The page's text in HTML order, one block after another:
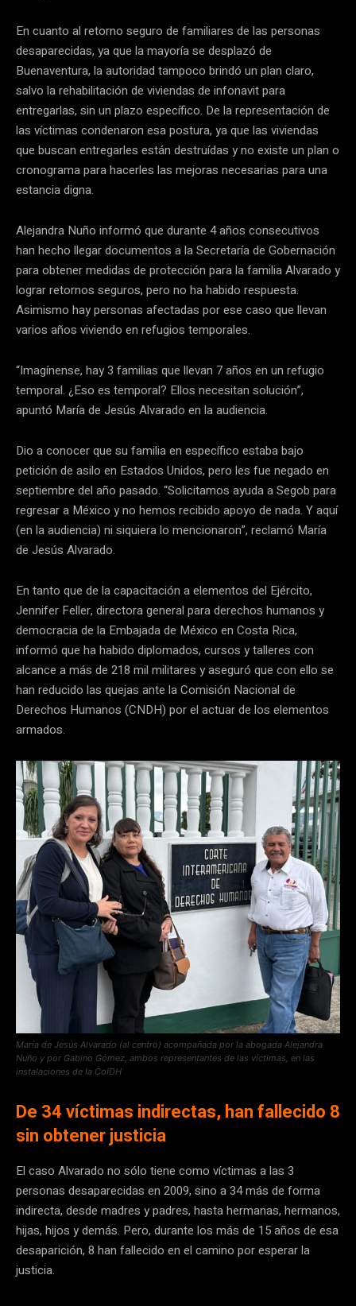
En cuanto al retorno seguro de familiares de las personas
desaparecidas, ya que la mayoría se desplazó de
Buenaventura, la autoridad tampoco brindó un plan claro,
salvo la rehabilitación de viviendas de infonavit para
entregarlas, sin un plazo específico. De la representación de
las víctimas condenaron esa postura, ya que las viviendas
que buscan entregarles están destruídas y no existe un plan o
cronograma para hacerles las mejoras necesarias para una
estancia digna.
Alejandra Nuño informó que durante 4 años consecutivos
han hecho llegar documentos a la Secretaría de Gobernación
para obtener medidas de protección para la familia Alvarado y
lograr retornos seguros, pero no ha habido respuesta.
Asimismo hay personas afectadas por ese caso que llevan
varios años viviendo en refugios temporales.
“Imagínense, hay 3 familias que llevan 7 años en un refugio
temporal. ¿Eso es temporal? Ellos necesitan solución”,
apuntó María de Jesús Alvarado en la audiencia.
Dio a conocer que su familia en específico estaba bajo
petición de asilo en Estados Unidos, pero les fue negado en
septiembre del año pasado. “Solicitamos ayuda a Segob para
regresar a México y no hemos recibido apoyo de nada. Y aquí
(en la audiencia) ni siquiera lo mencionaron”, reclamó María
de Jesús Alvarado.
En tanto que de la capacitación a elementos del Ejército,
Jennifer Feller, directora general para derechos humanos y
democracia de la Embajada de México en Costa Rica,
informó que ha habido diplomados, cursos y talleres con
alcance a más de 218 mil militares y aseguró que con ello se
han reducido las quejas ante la Comisión Nacional de
Derechos Humanos (CNDH) por el actuar de los elementos
armados.
María de Jesús Alvarado (al centro) acompañada por la abogada Alejandra
Nuño y por Gabino Gómez, ambos representantes de las víctimas, en las
instalaciones de la CoIDH
De 34 víctimas indirectas, han fallecido 8
sin obtener justicia
El caso Alvarado no sólo tiene como víctimas a las 3
personas desaparecidas en 2009, sino a 34 más de forma
indirecta, desde madres y padres, hasta hermanas, hermanos,
hijas, hijos y demás. Pero, durante los más de 15 años de esa
desaparición, 8 han fallecido en el camino por esperar la
justicia.